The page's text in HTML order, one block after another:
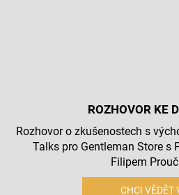
ROZHOVOR KE
Rozhovor o zkušenostech s
Talks pro Gentleman Store s
Filipem
CHCI VĚDĚT